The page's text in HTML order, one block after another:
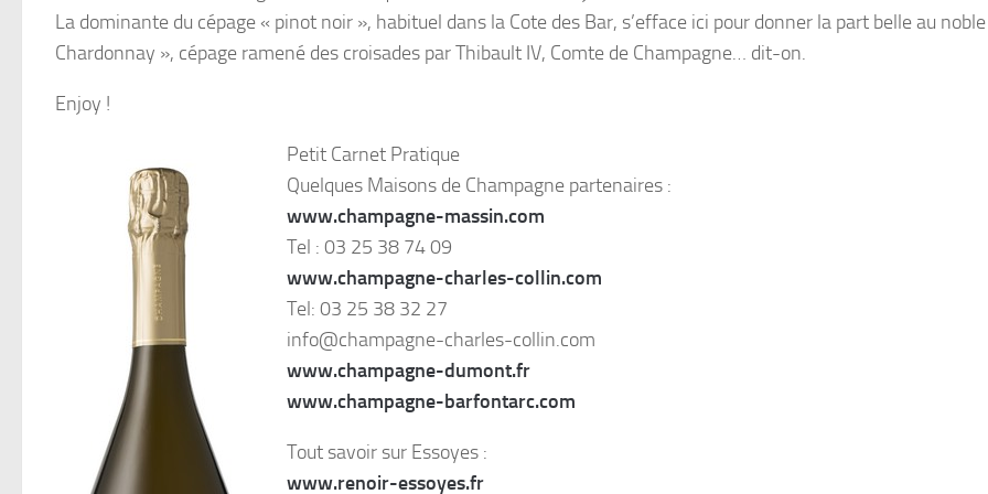
La dominante du cépage « pinot noir », habituel dans la Cote des Bar, s’efface ici pour donner la part belle au
Chardonnay », cépage ramené des croisades par Thibault IV, Comte de Champagne… dit-on.
Enjoy !
Petit Carnet Pratique
Quelques Maisons de Champagne partenaires :
www.champagne-massin.com
Tel : 03 25 38 74 09
www.champagne-charles-collin.com
Tel: 03 25 38 32 27
info@champagne-charles-collin.com
www.champagne-dumont.fr
www.champagne-barfontarc.com
Tout savoir sur Essoyes :
www.renoir-essoyes.fr